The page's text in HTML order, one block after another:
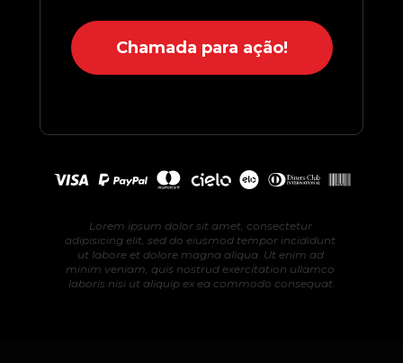
Lorem ipsum dolor sit amet, consectetur
adipisicing elit, sed do eiusmod tempor incididunt
ut labore et dolore magna aliqua. Ut enim ad
minim veniam, quis nostrud exercitation ullamco
laboris nisi ut aliquip ex ea commodo consequat.
Chamada para ação!